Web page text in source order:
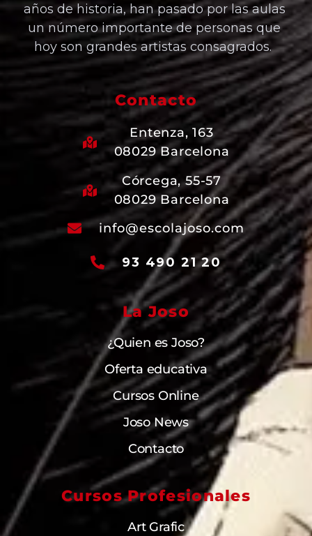
años de historia, han pasado por las aulas
un número importante de personas que
hoy son grandes artistas consagrados.
Contacto
Entenza, 163
08029 Barcelona
Córcega, 55-57
08029 Barcelona
info@escolajoso.com
93 490 21 20
La Joso
¿Quien es Joso?
Oferta educativa
Cursos Online
Joso News
Contacto
Cursos Profesionales
Art Grafic